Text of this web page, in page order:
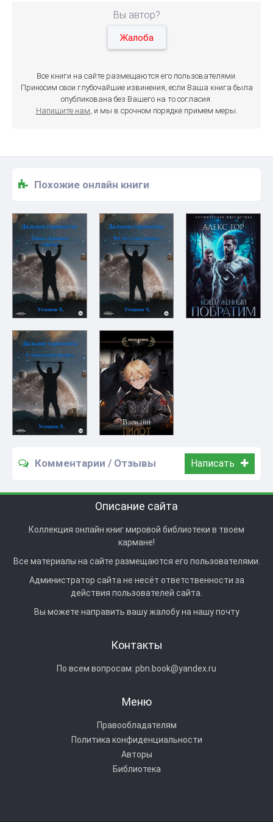
Вы автор?
Жалоба
Все книги на сайте размещаются его пользователями.
Приносим свои глубочайшие извинения, если Ваша книга была
опубликована без Вашего на то согласия.
Напишите нам, и мы в срочном порядке примем меры.
Похожие онлайн книги
Комментарии / Отзывы Написать
Описание сайта
Коллекция онлайн книг мировой библиотеки в твоем
кармане!
Все материалы на сайте размещаются его пользователями.
Администратор сайта не несёт ответственности за
действия пользователей сайта.
Вы можете направить вашу жалобу на нашу почту
Контакты
По всем вопросам: pbn.book@yandex.ru
Меню
Правообладателям
Политика конфиденциальности
Авторы
Библиотека